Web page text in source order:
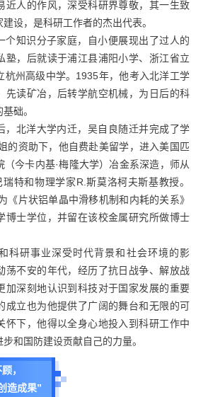
近人的作风，深受科研界尊敬，其一生致
设，是科研工作者的杰出代表。
个知识分子家庭，自小便展现出了过人的
塾，后就读于浦江县浦阳小学、浙江省立
杭州高级中学。1935年，他考入北洋工学
先读矿冶，后转学航空机械，为日后的科
础。
，北洋大学内迁，吴自良随迁并完成了学
的资助下，他自费赴美留学，进入美国匹
（今卡内基·梅隆大学）冶金系深造，师从
特和物理学家R.斯莫洛柯夫斯基教授。
《片状铝单晶中滑移机制和内耗的关系》
博士学位，并留在该校金属研究所做博士
科研事业深受时代背景和社会环境的影
荡不安的年代，经历了抗日战争、解放战
加深刻地认识到科技对于国家发展的重要
成立也为他提供了广阔的舞台和无限的可
怀下，他得以全身心地投入到科研工作中
和国防建设贡献自己的力量。
，
造成果”